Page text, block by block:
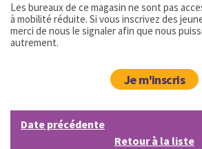
Les bureaux de ce magasin ne sont pas
à mobilité réduite. Si vous inscrivez des
merci de nous le signaler afin que nous
autrement.
Je m'inscris
Date précédente
Retour à la liste